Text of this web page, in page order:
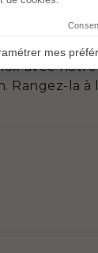
de
avec une
Rincez-la
avec
la à